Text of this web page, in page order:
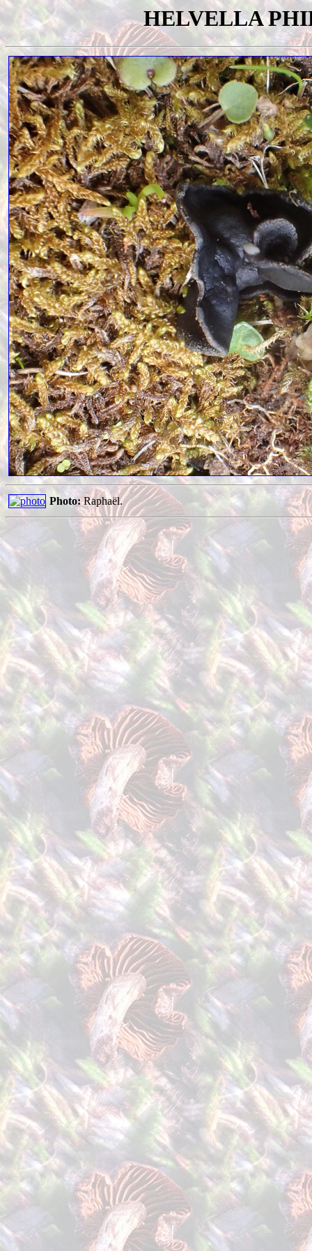
HELVELLA
Photo:Raphaël.